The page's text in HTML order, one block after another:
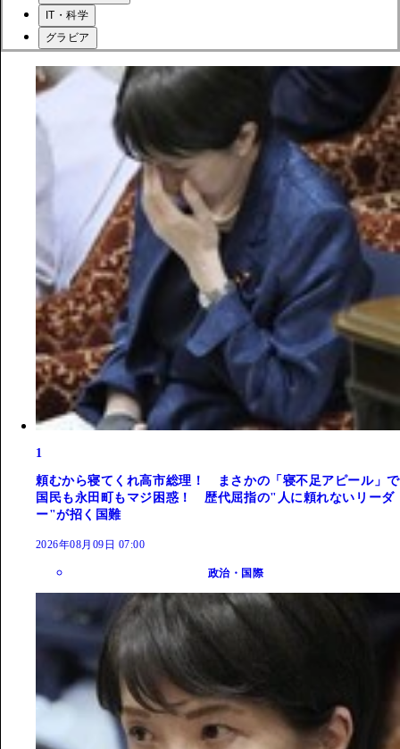
IT・科学
グラビア
1
頼むから寝てくれ高市総理！ まさかの「寝不足アピール」で
国民も永田町もマジ困惑！ 歴代屈指の"人に頼れないリーダ
ー"が招く国難
2026年08月09日 07:00
政治・国際